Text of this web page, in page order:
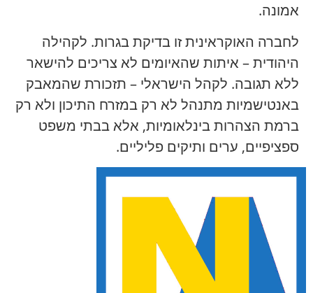
אמונה.
לחברה האוקראינית זו בדיקת בגרות. לקהילה
היהודית – איתות שהאיומים לא צריכים להישאר
ללא תגובה. לקהל הישראלי – תזכורת שהמאבק
באנטישמיות מתנהל לא רק במזרח התיכון ולא רק
ברמת הצהרות בינלאומיות, אלא בבתי משפט
ספציפיים, ערים ותיקים פליליים.